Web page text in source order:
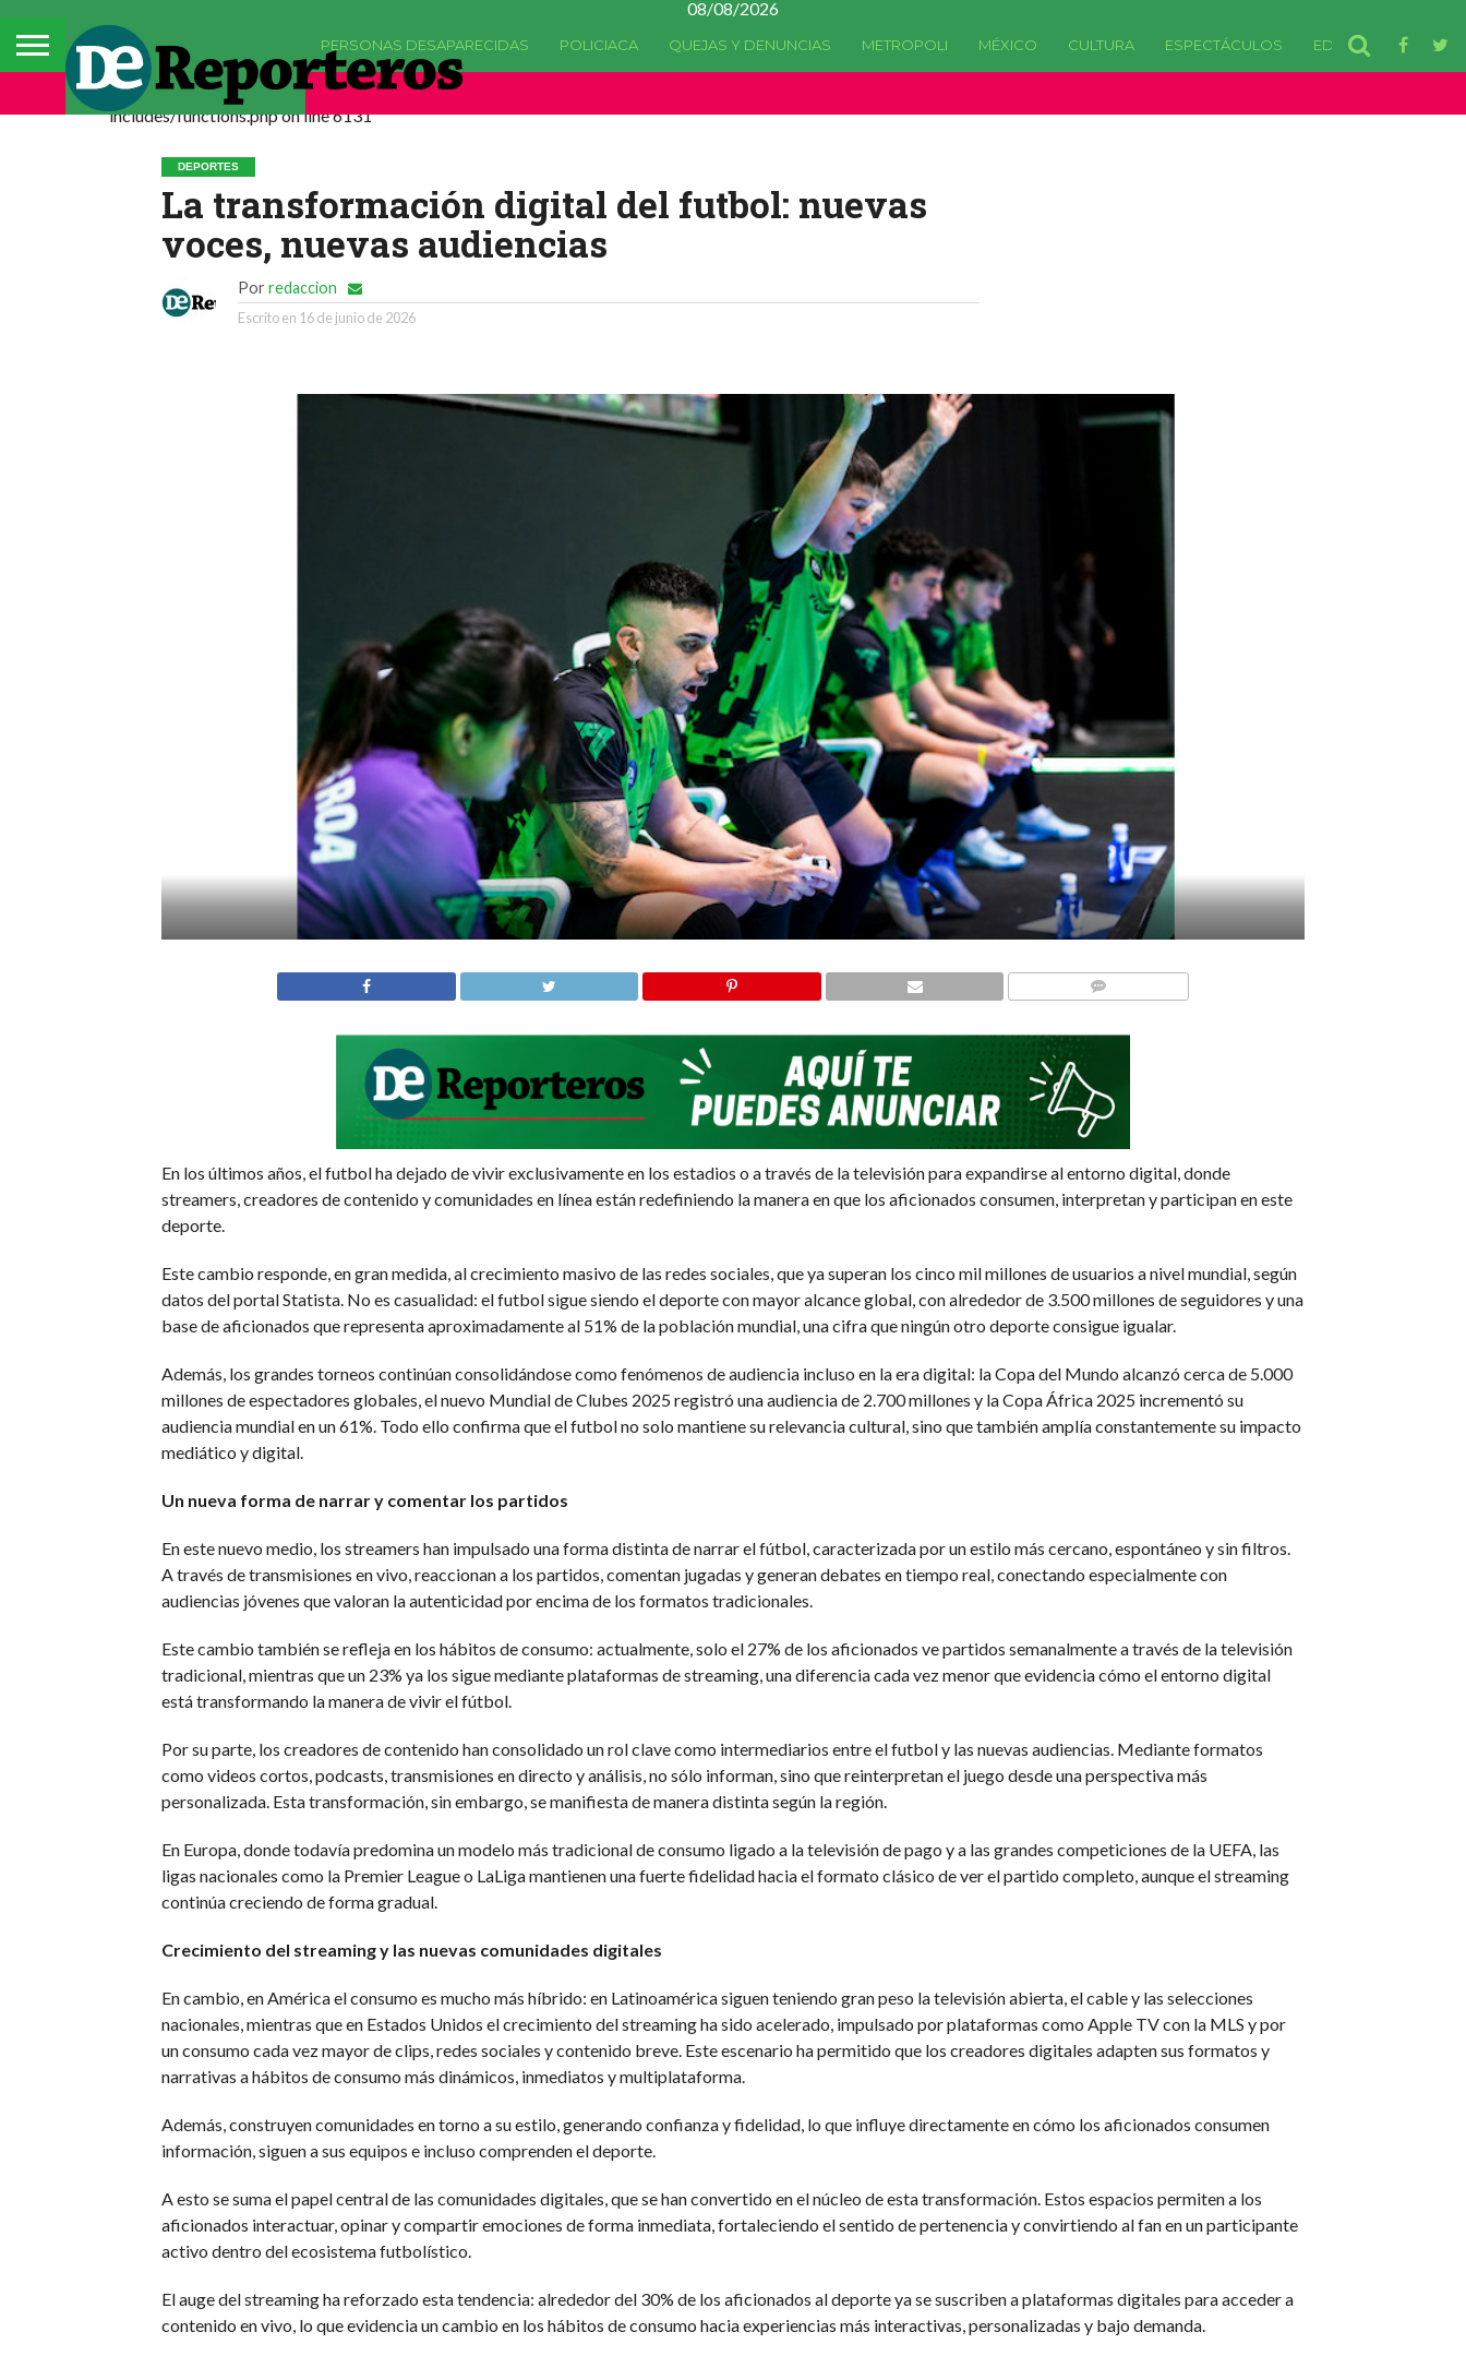
08/08/2026
PERSONAS DESAPARECIDAS POLICIACA QUEJAS Y DENUNCIAS METROPOLI MÉXICO CULTURA ESPECTÁCULOS EDOMEX
Deprecated: La función comments_popup_script ha quedado
includes/functions.php on line 6131
DEPORTES
La transformación digital del futbol: nuevas
voces, nuevas audiencias
Por redaccion
Escrito en 16 de junio de 2026
En los últimos años, el futbol ha dejado de vivir exclusivamente en los estadios o a través de la televisión para expandirse al entorno digital, donde
streamers, creadores de contenido y comunidades en línea están redefiniendo la manera en que los aficionados consumen, interpretan y participan en este
deporte.
Este cambio responde, en gran medida, al crecimiento masivo de las redes sociales, que ya superan los cinco mil millones de usuarios a nivel mundial, según
datos del portal Statista. No es casualidad: el futbol sigue siendo el deporte con mayor alcance global, con alrededor de 3.500 millones de seguidores y una
base de aficionados que representa aproximadamente al 51% de la población mundial, una cifra que ningún otro deporte consigue igualar.
Además, los grandes torneos continúan consolidándose como fenómenos de audiencia incluso en la era digital: la Copa del Mundo alcanzó cerca de 5.000
millones de espectadores globales, el nuevo Mundial de Clubes 2025 registró una audiencia de 2.700 millones y la Copa África 2025 incrementó su
audiencia mundial en un 61%. Todo ello confirma que el futbol no solo mantiene su relevancia cultural, sino que también amplía constantemente su impacto
mediático y digital.
Un nueva forma de narrar y comentar los partidos
En este nuevo medio, los streamers han impulsado una forma distinta de narrar el fútbol, caracterizada por un estilo más cercano, espontáneo y sin filtros.
A través de transmisiones en vivo, reaccionan a los partidos, comentan jugadas y generan debates en tiempo real, conectando especialmente con
audiencias jóvenes que valoran la autenticidad por encima de los formatos tradicionales.
Este cambio también se refleja en los hábitos de consumo: actualmente, solo el 27% de los aficionados ve partidos semanalmente a través de la televisión
tradicional, mientras que un 23% ya los sigue mediante plataformas de streaming, una diferencia cada vez menor que evidencia cómo el entorno digital
está transformando la manera de vivir el fútbol.
Por su parte, los creadores de contenido han consolidado un rol clave como intermediarios entre el futbol y las nuevas audiencias. Mediante formatos
como videos cortos, podcasts, transmisiones en directo y análisis, no sólo informan, sino que reinterpretan el juego desde una perspectiva más
personalizada. Esta transformación, sin embargo, se manifiesta de manera distinta según la región.
En Europa, donde todavía predomina un modelo más tradicional de consumo ligado a la televisión de pago y a las grandes competiciones de la UEFA, las
ligas nacionales como la Premier League o LaLiga mantienen una fuerte fidelidad hacia el formato clásico de ver el partido completo, aunque el streaming
continúa creciendo de forma gradual.
Crecimiento del streaming y las nuevas comunidades digitales
En cambio, en América el consumo es mucho más híbrido: en Latinoamérica siguen teniendo gran peso la televisión abierta, el cable y las selecciones
nacionales, mientras que en Estados Unidos el crecimiento del streaming ha sido acelerado, impulsado por plataformas como Apple TV con la MLS y por
un consumo cada vez mayor de clips, redes sociales y contenido breve. Este escenario ha permitido que los creadores digitales adapten sus formatos y
narrativas a hábitos de consumo más dinámicos, inmediatos y multiplataforma.
Además, construyen comunidades en torno a su estilo, generando confianza y fidelidad, lo que influye directamente en cómo los aficionados consumen
información, siguen a sus equipos e incluso comprenden el deporte.
A esto se suma el papel central de las comunidades digitales, que se han convertido en el núcleo de esta transformación. Estos espacios permiten a los
aficionados interactuar, opinar y compartir emociones de forma inmediata, fortaleciendo el sentido de pertenencia y convirtiendo al fan en un participante
activo dentro del ecosistema futbolístico.
El auge del streaming ha reforzado esta tendencia: alrededor del 30% de los aficionados al deporte ya se suscriben a plataformas digitales para acceder a
contenido en vivo, lo que evidencia un cambio en los hábitos de consumo hacia experiencias más interactivas, personalizadas y bajo demanda.